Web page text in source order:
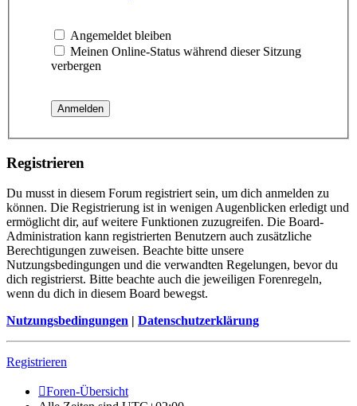
Angemeldet bleiben
Meinen Online-Status während dieser Sitzung
verbergen
Registrieren
Du musst in diesem Forum registriert sein, um dich anmelden zu
können. Die Registrierung ist in wenigen Augenblicken erledigt und
ermöglicht dir, auf weitere Funktionen zuzugreifen. Die Board-
Administration kann registrierten Benutzern auch zusätzliche
Berechtigungen zuweisen. Beachte bitte unsere
Nutzungsbedingungen und die verwandten Regelungen, bevor du
dich registrierst. Bitte beachte auch die jeweiligen Forenregeln,
wenn du dich in diesem Board bewegst.
Nutzungsbedingungen | Datenschutzerklärung
Registrieren
Foren-Übersicht